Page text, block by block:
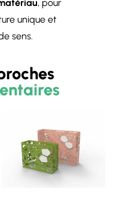
, pour
unique et
sens.